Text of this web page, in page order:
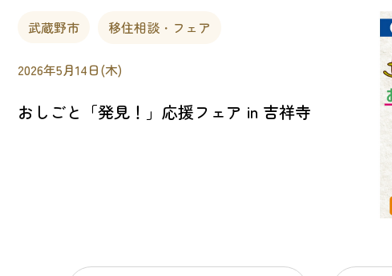
武蔵野市 移住相談・フェア
2026年5月14日(木)
おしごと「発見！」応援フェア in 吉祥寺